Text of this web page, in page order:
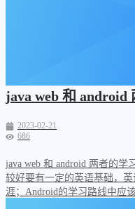
java web 和 android
2023-02-21
686
java web 和 android 两者的学
较好要有一定的英语基础，
涯；Android的学习路线中应